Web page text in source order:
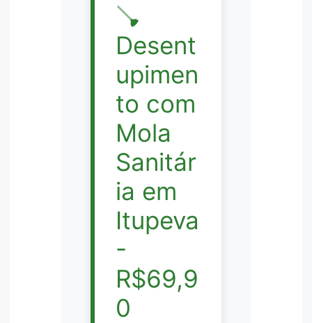
🪠
Desent
upimen
to com
Mola
Sanitár
ia em
Itupeva
-
R$69,9
0